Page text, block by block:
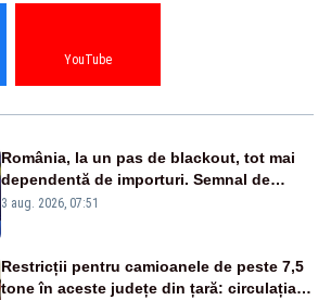
YouTube
România, la un pas de blackout, tot mai
dependentă de importuri. Semnal de
alarmă tras de un expert în energie
3 aug. 2026, 07:51
Restricții pentru camioanele de peste 7,5
tone în aceste județe din țară: circulația